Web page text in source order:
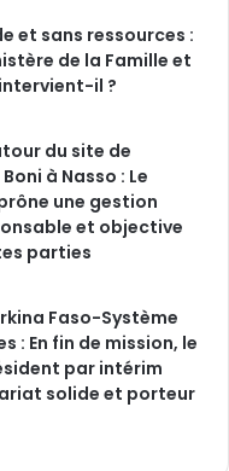
et sans ressources :
de la Famille et
il ?
du site de
à Nasso : Le
une gestion
et objective
parties
Faso-Système
: En fin de mission, le
par intérim
solide et porteur